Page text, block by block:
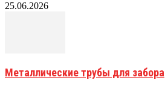
25.06.2026
Металлические трубы для забора